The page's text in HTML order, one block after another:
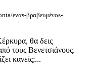
εναs-βραβευμένοs-
θα δεις
τους Βενετσιάνους.
κανείς;...